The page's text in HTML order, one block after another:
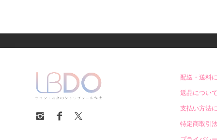
配送・送料
返品につい
支払い方法
特定商取引